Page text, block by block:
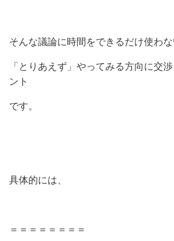
そんな議論に時間をできるだけ使わ
「とりあえず」やってみる方向に交
ント
です。
具体的には、
＝＝＝＝＝＝＝＝